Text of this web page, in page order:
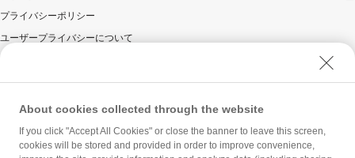
プライバシーポリシー
ユーザープライバシーについて
ウェブサイト利用規約
反社会的勢力に対する方針
勧誘方針
マネロン等基本方針
About cookies collected through the website
If you click "Accept All Cookies" or close the banner to leave this screen,
cookies will be stored and provided in order to improve convenience,